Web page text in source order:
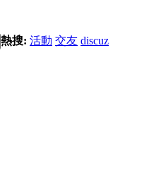
熱搜: 活動 交友 discuz